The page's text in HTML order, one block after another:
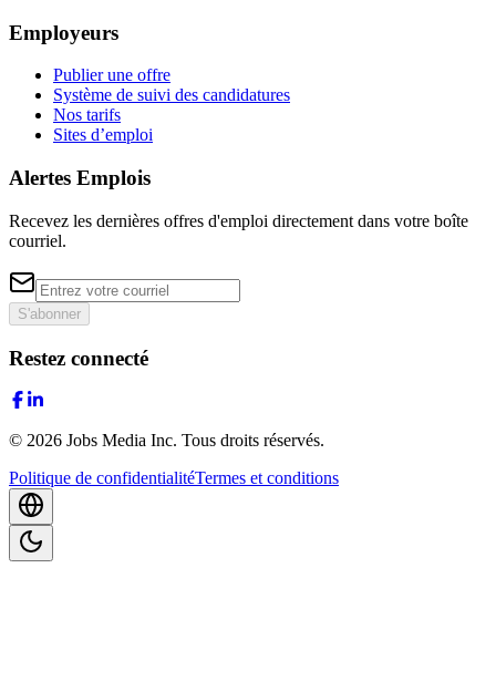
Employeurs
Publier une offre
Système de suivi des candidatures
Nos tarifs
Sites d’emploi
Alertes Emplois
Recevez les dernières offres d'emploi directement dans votre boîte
courriel.
S'abonner
Restez connecté
© 2026 Jobs Media Inc. Tous droits réservés.
Politique de confidentialitéTermes et conditions